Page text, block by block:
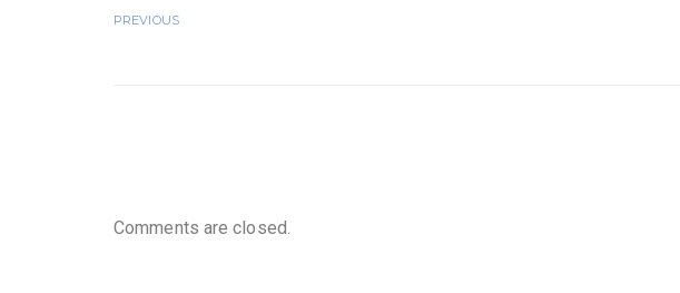
PREVIOUS
Comments are closed.